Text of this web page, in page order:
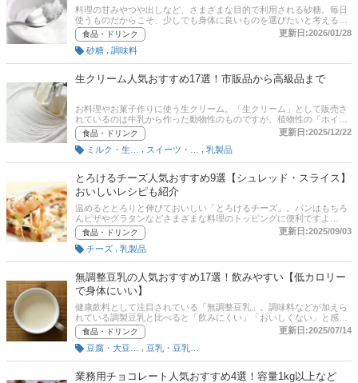
料理の甘みやつや出しなど、さまざまな目的で利用される砂糖。毎日
使うものだからこそ、少しでも身体に良いものを選びたいと考える人
も少なくないでしょう。ここでは、フードスタイリストの池 ももこさ
んにお話をうかがい、砂糖の選び方とおすすめ商品をご紹介。記事後
半には、通販サイトの最新人気ランキングのリンクがあるので、売れ
筋や口コミをチェックしてみてください。
食品・ドリンク
更新日:2026/01/28
砂糖
調味料
生クリーム人気おすすめ17選！市販品から高級品まで
お料理やお菓子作りに使う生クリーム。「生クリーム」として販売さ
れているのは牛乳から作った動物性のものですが、植物性の「ホイッ
プクリーム」も並んで売られていて、生クリームとして使うことがあ
りますね。この記事では、料理家でフードスタイリストである池もも
こさんに、生クリーム・ホイップクリームの選び方とおすすめ商品を
紹介します。タカナシ乳業やめいらく、よつ葉、中沢乳業といった人
気メーカーのさまざまな脂肪分の商品をピックアップ。植物性のホイ
ップクリームや豆乳入り商品も！後半には、比較一覧表や通販サイト
の最新人気ランキングもあるので、売れ筋や口コミとあわせてチェッ
クしてみてください。
食品・ドリンク
更新日:2025/12/22
乳製品
とろけるチーズ人気おすすめ9選【シュレッド・スライス】
おいしいレシピも紹介
温めるととろりと伸びておいしい「とろけるチーズ」。パンはもちろ
んピザやグラタンなどさまざまな料理のトッピングに便利ですよ
ね。。形状にはスライスチーズやシュレッドチーズがあり、使われて
いるチーズの種類もさまざまで、どれを選べばいいか悩んでしまう方
も多いのでは？ フードスタイリストの池 ももこさんへの取材をもと
に、とろけるチーズのおすすめ商品を厳選！雪印や森永、小岩井など
人気メーカーをご紹介します！ 記事後半には、Amazonや楽天市場な
ど通販サイトの人気売れ筋ランキングや、とろけるチーズのおいしい
使い方レシピも掲載！ ぜひ最後までチェックして、おいしいとろける
チーズを見つけてくださいね。
食品・ドリンク
更新日:2025/09/03
チーズ
乳製品
無調整豆乳の人気おすすめ17選！飲みやすい【低カロリー
で身体にいい】
健康飲料として注目されている「無調整豆乳」。調味料などが加えら
れている調製豆乳と比べると「飲みにくい」「おいしくない」と感じ
ている方もいらっしゃるでしょう。しかし、無調整豆乳は大豆の風味
をまるごと味わえるのが魅力。料理などにも幅広く使えます。本記事
では、フードスタイリストの池ももこさんへの取材をもとに、無調整
豆乳の選び方とユーザーイチオシの商品、編集部のおすすめ商品をご
紹介します。
食品・ドリンク
更新日:2025/07/14
業務用チョコレート人気おすすめ4選！容量1kg以上など